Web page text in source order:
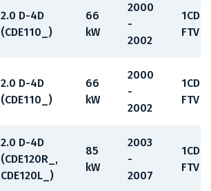
2.0 D-4D
(CDE110_)
66
kW
2000
-
2002
1CD-
FTV
2.0 D-4D
(CDE110_)
66
kW
2000
-
2002
1CD-
FTV
2.0 D-4D
(CDE120R_,
CDE120L_)
85
kW
2003
-
2007
1CD-
FTV